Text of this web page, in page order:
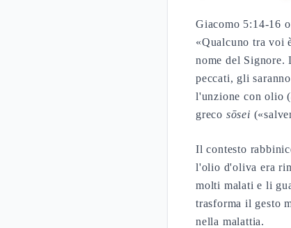
Giacomo 5:14-16
«Qualcuno tra voi
nome del Signore.
peccati, gli
l'unzione con olio (
greco sōsei
Il contesto
l'olio d'oliva era
molti malati e li
trasforma il gesto
nella malattia.